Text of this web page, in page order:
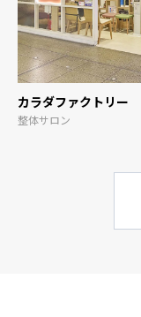
カラダファクトリー
整体サロン